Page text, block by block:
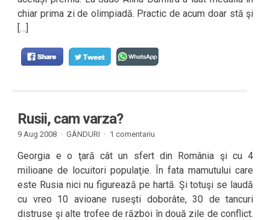
chiar prima zi de olimpiadă. Practic de acum doar stă şi
[…]
Rusii, cam varza?
9 Aug 2008 · GÂNDURI · 1 comentariu
Georgia e o ţară cât un sfert din România şi cu 4
milioane de locuitori populaţie. În fata mamutului care
este Rusia nici nu figurează pe hartă. Şi totuşi se laudă
cu vreo 10 avioane ruseşti doborâte, 30 de tancuri
distruse şi alte trofee de război în două zile de conflict.